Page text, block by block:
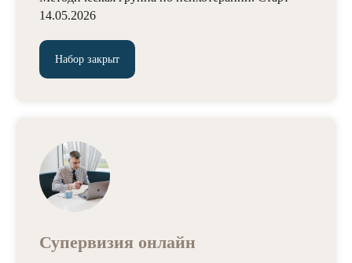
14.05.2026
Набор закрыт
Супервизия онлайн